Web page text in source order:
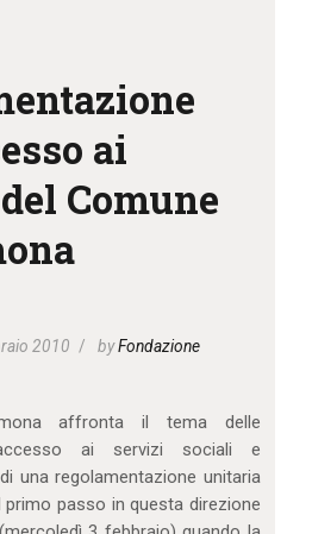
ai
Comune
2010
byFondazione
affronta il tema delle
ai servizi sociali e
una regolamentazione unitaria
primo passo in questa direzione